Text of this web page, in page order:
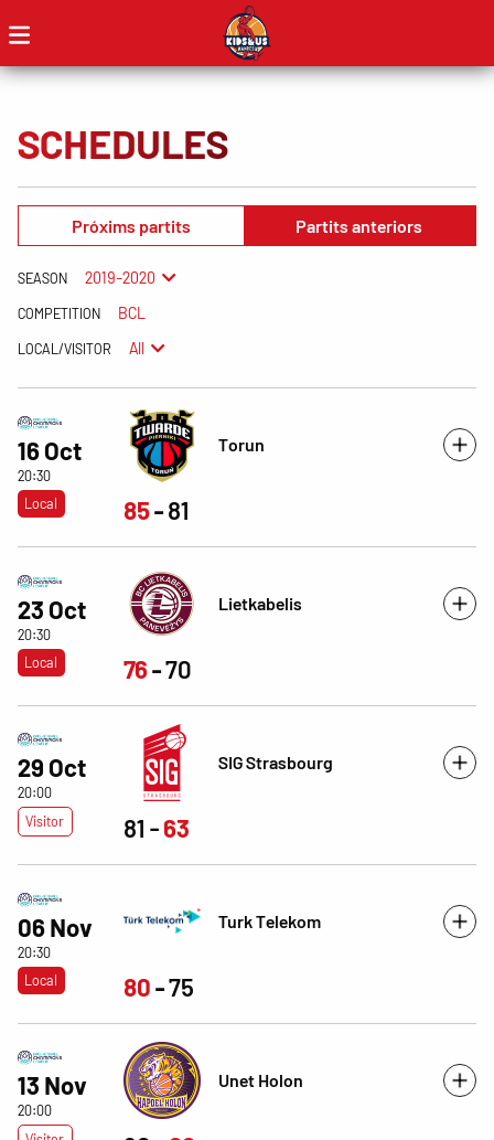
SCHEDULES
Próxims partits Partits anteriors
SEASON 2019-2020
COMPETITION BCL
LOCAL/VISITOR All
16 Oct
20:30
Local
Torun
85 81
23 Oct
20:30
Local
Lietkabelis
76 70
29 Oct
20:00
Visitor
SIG Strasbourg
81 63
06 Nov
20:30
Local
Turk Telekom
80 75
13 Nov
20:00
Unet Holon